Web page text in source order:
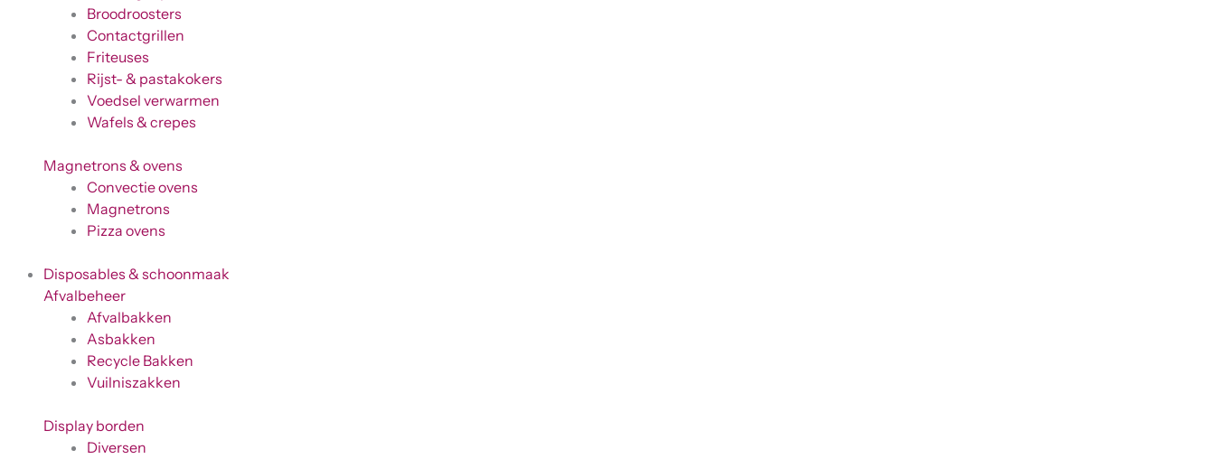
Broodroosters
Contactgrillen
Friteuses
Rijst- & pastakokers
Voedsel verwarmen
Wafels & crepes
Magnetrons & ovens
Convectie ovens
Magnetrons
Pizza ovens
Disposables & schoonmaak
Afvalbeheer
Afvalbakken
Asbakken
Recycle Bakken
Vuilniszakken
Display borden
Diversen